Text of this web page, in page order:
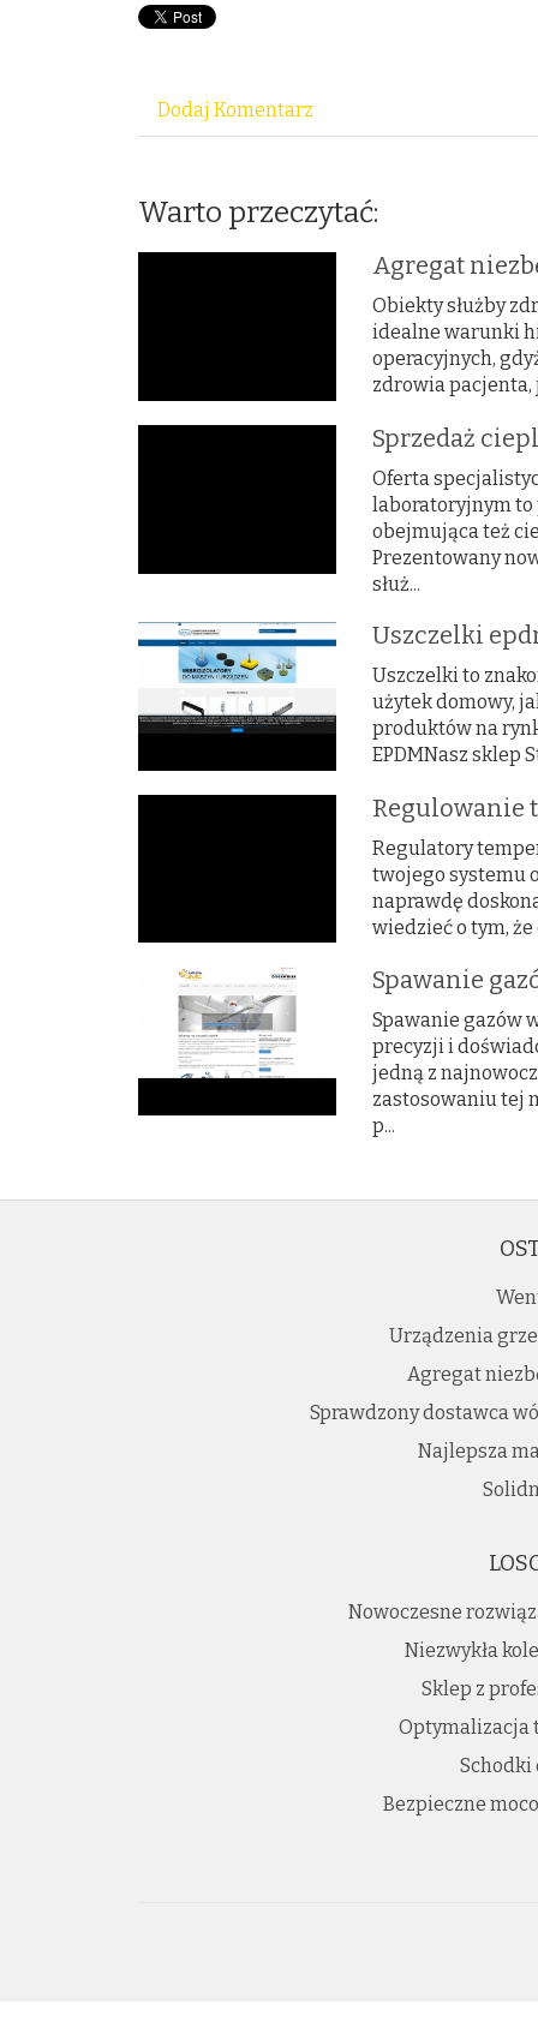
Dodaj Komentarz
Warto przeczytać:
Agregat
Obiekty służby
idealne warunki
operacyjnych,
zdrowia pacjenta,
Sprzedaż
Oferta
laboratoryjnym to
obejmująca też
Prezentowany
służ...
Uszczelki
Uszczelki to
użytek domowy,
produktów na
EPDMNasz sklep
Regulowanie
Regulatory
twojego systemu
naprawdę
wiedzieć o tym,
Spawanie
Spawanie gazów
precyzji i
jedną z
zastosowaniu tej
p...
Urządzenia
Agregat
Sprawdzony dostawca
Najlepsza
Nowoczesne
Niezwykła
Sklep z
Optymalizacja
Schodki
Bezpieczne